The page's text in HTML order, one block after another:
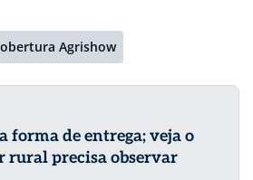
Agrishow
forma de entrega; veja o
rural precisa observar